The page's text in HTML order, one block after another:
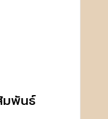
มพันธ์